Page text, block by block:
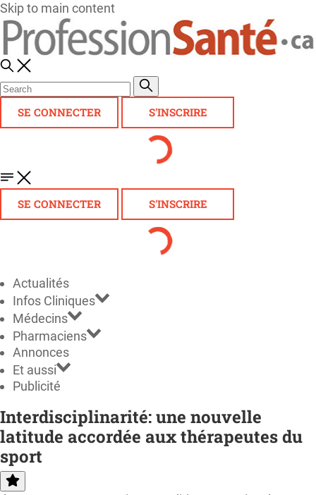
Skip to main content
SE CONNECTER S'INSCRIRE
SE CONNECTER S'INSCRIRE
Actualités
Infos Cliniques
Médecins
Pharmaciens
Annonces
Et aussi
Publicité
Interdisciplinarité: une nouvelle
latitude accordée aux thérapeutes du
sport